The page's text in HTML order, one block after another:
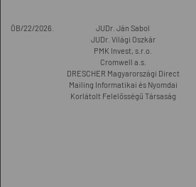
ÖB/22/2026.
JUDr. Ján Sabol
JUDr. Világi Oszkár
PMK Invest, s.r.o.
Cromwell a.s.
DRESCHER Magyarországi Direct
Mailing Informatikai és Nyomdai
Korlátolt Felelősségű Társaság